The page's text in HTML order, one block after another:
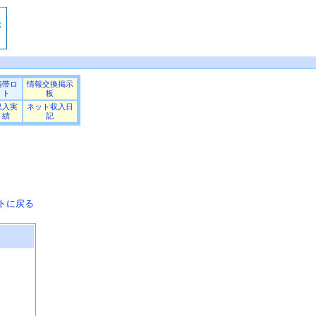
帯ロ
ト
情報交換掲示
板
入実
績
ネット収入日
記
に戻る